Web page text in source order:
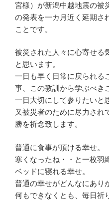
宮様）が新潟中越地震の被
の発表を一カ月近く延期さ
ことです。
被災された人々に心寄せる
と思います。
一日も早く日常に戻られる
事、この教訓から学ぶべき
一日大切にして参りたいと
又被災者のために尽力され
勝を祈念致します。
普通に食事が頂ける幸せ。
寒くなったね・・と一枚羽
ベッドに寝れる幸せ。
普通の幸せがどんなにあり
何もできなくとも、毎日祈